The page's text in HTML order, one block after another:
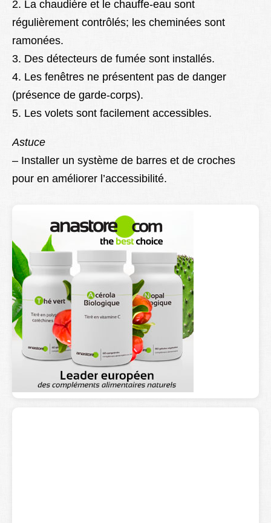
2. La chaudière et le chauffe-eau sont
régulièrement contrôlés; les cheminées sont
ramonées.
3. Des détecteurs de fumée sont installés.
4. Les fenêtres ne présentent pas de danger
(présence de garde-corps).
5. Les volets sont facilement accessibles.
Astuce
– Installer un système de barres et de croches
pour en améliorer l’accessibilité.